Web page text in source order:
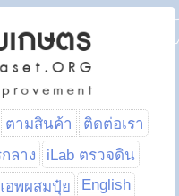
ตามสินค้า
ติดต่อเรา
ลาง
iLab ตรวจดิน
อพผสมปุ๋ย English